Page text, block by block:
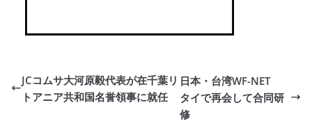
JCコムサ大河原毅代表が在千葉リ
トアニア共和国名誉領事に就任
日本・台湾WF-NET
タイで再会して合同研
修